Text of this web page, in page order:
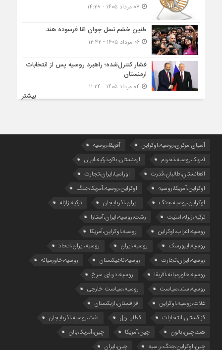
طنین خشم نسل جوان امّا فرسوده هند
۰۶ مرداد ۱۴۰۵ - ۱۲:۴۲
فشار کنترل‌شده؛ راهبرد روسیه پس از انتخابات
ارمنستان
بیشتر
آسیای مرکزی،روسیه،اوکراین
آفریقا،روسیه
آمریکا،روسیه،تحریم
ارمنستان،باکو،ترکیه،ایران
افغانستان،طالبان،قدرت
اوراسیا،ایران،تجارت
اوکراین،آمریکا،روسیه
اوکراین،روسیه،آمریکا،جنگ
اوکراین،روسیه،جنگ
ایران،آذربایجان
ترکیه،زلزله
ترکیه،زلزله،امنیت
رشت،روسیه،ایران،آستارا
روسیه،اعراب،اوکراین
روسیه،اوکراین،آمریکا
روسیه،ایبورسک
روسیه،ایران
روسیه،ایران،اتحاد
روسیه،ایران،تجارت
روسیه،تاجیکستان
روسیه،خاورمیانه
روسیه،خاورمیانه،آفریقا
روسیه،دریای سرخ
روسیه،سند،سیاست
روسیه،سیاست خارجی
غلات،روسیه،اوکراین
قزاقستان،ازبکستان
قزاقستان،انتخابات
قطار، ریل
نفت،روسیه،آذربایجان
هند،چین،بالون
چین،آمریکا
چین،آمریکا،بالن
چین،اوکراین،جنگ،ر.سیه
چین،ایران